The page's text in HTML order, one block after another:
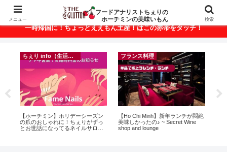
ベトナム・ホーチミンの美味いもんが満載！
一時帰国に！ちょっとええもん土産！はこの赤帯をタッチ！
ちぇり info（生活情報）
【ホーチミン】ホリデーシーズン
の爪のおしゃれに！ちぇりがずっ
とお世話になってるネイルサロン
フランス料理
【Ho Chi Minh】新年ランチが悶絶
美味しかったの♪ ~ Secret Wine
shop and lounge
メニュー
フードアナリストちぇりの
ホーチミンの美味いもん
検索